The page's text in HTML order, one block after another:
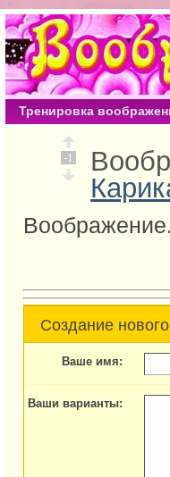
Тренировка
-1
Создание
Ваше имя:
Ваши варианты: